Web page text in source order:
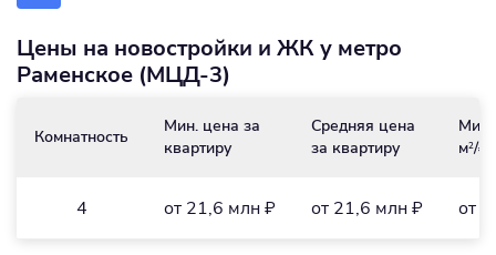
Цены на новостройки и ЖК у метро
Раменское (МЦД-3)
Комнатность
Мин. цена за
квартиру
Средняя цена
за квартиру
Мин.
м2/₽
4 от 21,6 млн ₽ от 21,6 млн ₽ от